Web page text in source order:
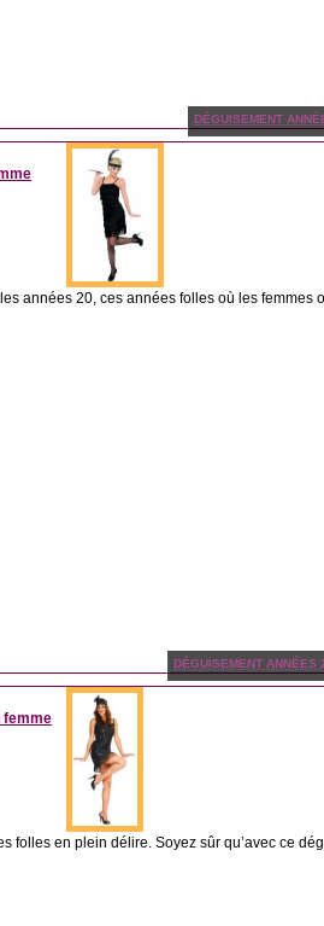
DÉGUISEMENT
années 20, ces années folles où les femmes
DÉGUISEMENT ANNÉES
femme
folles en plein délire. Soyez sûr qu’avec ce